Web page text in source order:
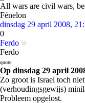
All wars are civil wars,
Fénelon
dinsdag 29 april 2008,
0
Ferdo
Ferdo
quote:
Op dinsdag 29 april
Zo groot is Israel toch
(verhoudingsgewijs)
Probleem opgelost.